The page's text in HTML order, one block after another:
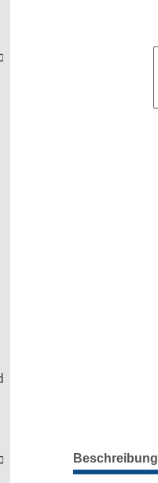
Beschreibung